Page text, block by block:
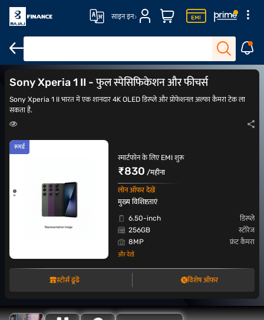
साइन इन
सर्वश्रेष्ठ कैमरा फोन ₹20,000 के अंदर मोबाइल ₹30,000 के अंदर मोबाइल
Sony Xperia 1 II - फुल स्पेसिफिकेशन और फीचर्स
Sony Xperia 1 II भारत में एक शानदार 4K OLED डिस्प्ले और प्रोफेशनल अल्फा कैमरा टेक ला
सकता है.
रूमर्ड
स्मार्टफोन के लिए EMI शुरू
₹830 /महीना
लोन ऑफर देखें
मुख्य विशिष्टताएं
6.50-inch
डिस्प्ले
256GB
स्टोरेज
8MP
फ्रंट कैमरा
और देखें
स्टोर्स ढूंढें विशेष ऑफर